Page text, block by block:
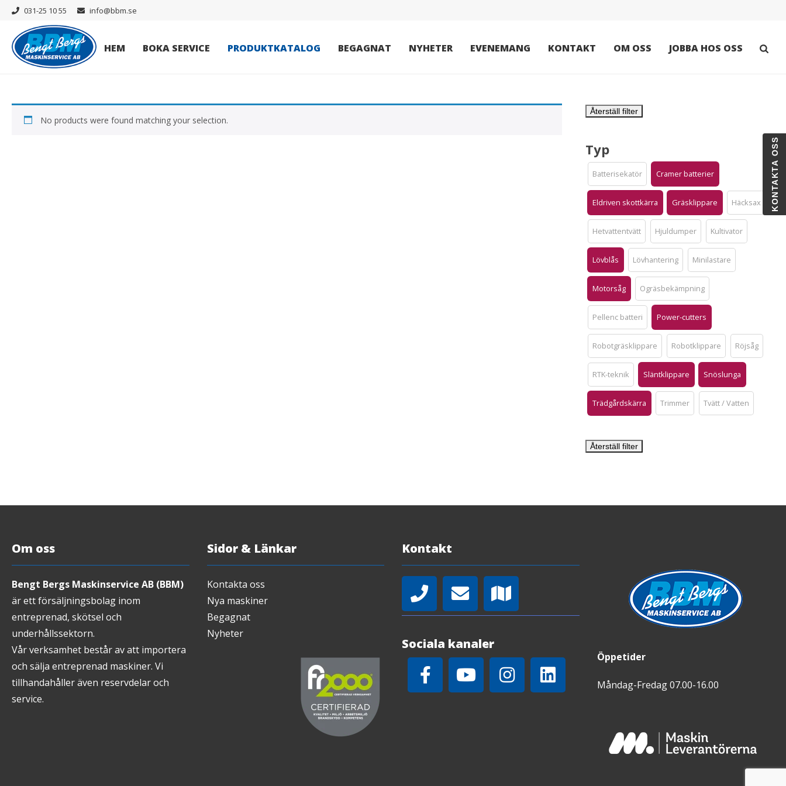
031-25 10 55 info@bbm.se
HEM BOKA SERVICE PRODUKTKATALOG BEGAGNAT NYHETER EVENEMANG KONTAKT OM OSS JOBBA HOS OSS
No products were found matching your selection.
Återställ filter
Typ
Batterisekatör Cramer batterier
Eldriven skottkärra Gräsklippare Häcksax
Hetvattentvätt Hjuldumper Kultivator
Lövblås Lövhantering Minilastare
Motorsåg Ogräsbekämpning
Pellenc batteri Power-cutters
Robotgräsklippare Robotklippare Röjsåg
RTK-teknik Släntklippare Snöslunga
Trädgårdskärra Trimmer Tvätt / Vatten
Återställ filter
Om oss
Bengt Bergs Maskinservice AB (BBM)
är ett försäljningsbolag inom
entreprenad, skötsel och
underhållssektorn.
Vår verksamhet består av att importera
och sälja entreprenad maskiner. Vi
tillhandahåller även reservdelar och
service.
Sidor & Länkar
Kontakta oss
Nya maskiner
Begagnat
Nyheter
Kontakt
Sociala kanaler
Öppetider
Måndag-Fredag 07.00-16.00
KONTAKTA OSS